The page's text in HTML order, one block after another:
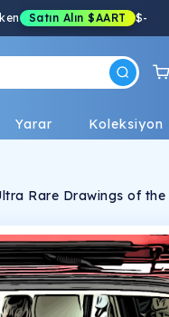
Satın Alın $AART $-
Yarar Koleksiyon
Rare Drawings of the